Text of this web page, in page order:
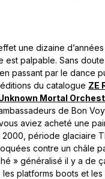
une dizaine d’années
est palpable. Sans
passant par le dance
du catalogue ZE
Mortal
de Bon
aviez acheté une
2000, période glaciaire
contre un châle
» généralisé il y a de
platforms boots et